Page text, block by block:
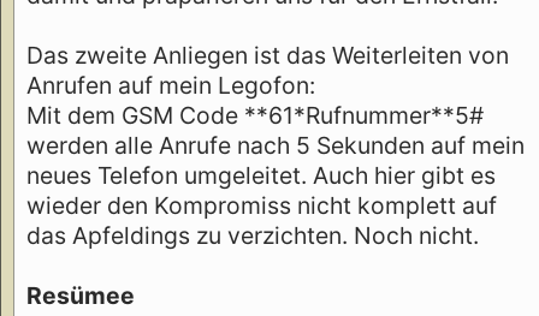
Das zweite Anliegen ist das Weiterleiten von
Anrufen auf mein Legofon:
Mit dem GSM Code **61*Rufnummer**5#
werden alle Anrufe nach 5 Sekunden auf mein
neues Telefon umgeleitet. Auch hier gibt es
wieder den Kompromiss nicht komplett auf
das Apfeldings zu verzichten. Noch nicht.
Resümee